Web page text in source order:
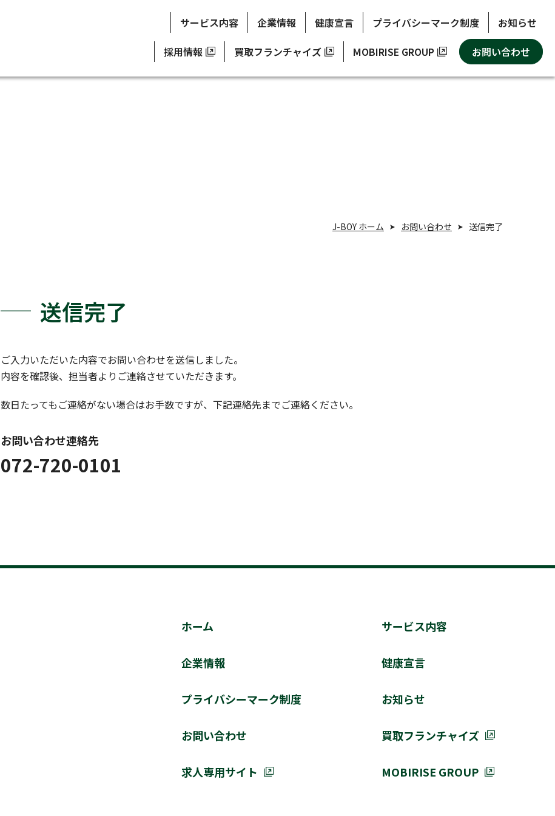
サービス内容 企業情報 健康宣言 プライバシーマーク制度
お知らせ
採用情報
買取フランチャイズ MOBIRISE GROUP お問い合わせ
J-BOY ホーム お問い合わせ 送信完了
送信完了
ご入力いただいた内容でお問い合わせを送信しました。
内容を確認後、担当者よりご連絡させていただきます。
数日たってもご連絡がない場合はお手数ですが、下記連絡先までご連絡ください。
お問い合わせ連絡先
072-720-0101
ホーム サービス内容
企業情報 健康宣言
プライバシーマーク制度 お知らせ
お問い合わせ 買取フランチャイズ
求人専用サイト MOBIRISE GROUP